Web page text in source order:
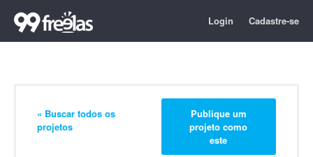
Login Cadastre-se
« Buscar todos os
projetos
Publique um
projeto como
este